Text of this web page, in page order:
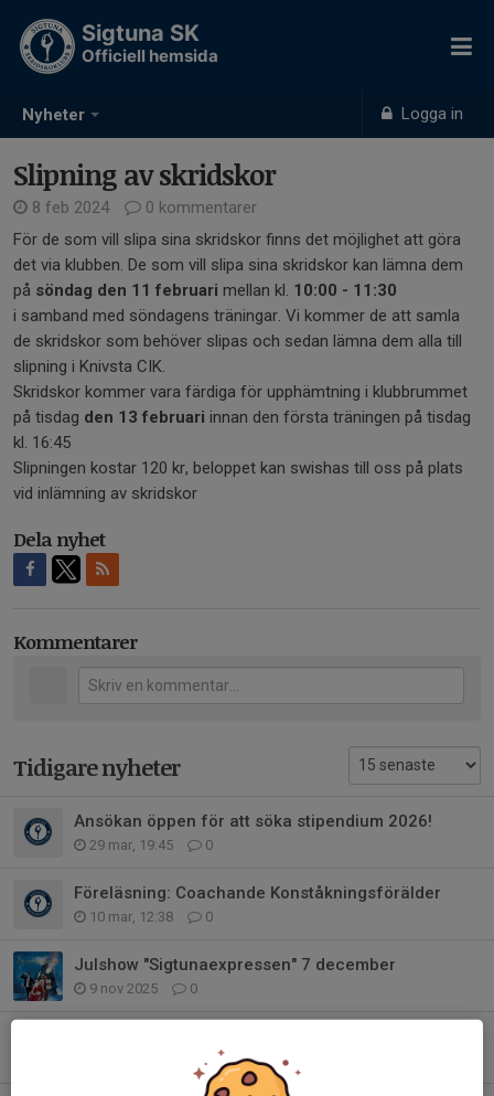
Nyheter Logga in
Sigtuna SK
Officiell hemsida
Slipning av skridskor
8 feb 2024
0 kommentarer
För de som vill slipa sina skridskor finns det möjlighet att göra
det via klubben. De som vill slipa sina skridskor kan lämna dem
på söndag den 11 februari mellan kl. 10:00 - 11:30
i samband med söndagens träningar. Vi kommer de att samla
de skridskor som behöver slipas och sedan lämna dem alla till
slipning i Knivsta CIK.
Skridskor kommer vara färdiga för upphämtning i klubbrummet
på tisdag den 13 februari innan den första träningen på tisdag
kl. 16:45
Slipningen kostar 120 kr, beloppet kan swishas till oss på plats
vid inlämning av skridskor
Dela nyhet
Kommentarer
Tidigare nyheter
Ansökan öppen för att söka stipendium 2026!
29 mar, 19:45 0
Föreläsning: Coachande Konståkningsförälder
10 mar, 12:38 0
Julshow "Sigtunaexpressen" 7 december
9 nov 2025 0